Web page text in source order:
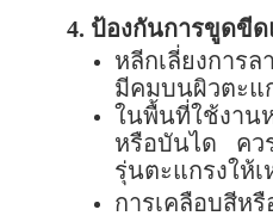
4. ป้องกันการขูดขี
หลีกเลี่ยงการ
มีคมบนผิวตะแ
ในพื้นที่ใช้งา
หรือบันได คว
รุ่นตะแกรงให้
การเคลือบสี